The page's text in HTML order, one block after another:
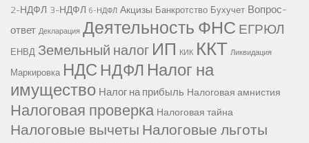
2-НДФЛ 3-НДФЛ 6-НДФЛ Акцизы Банкротство Бухучет Вопрос-
ответ Декларация Деятельность ФНС ЕГРЮЛ
ЕНВД Земельный налог ИП КИК ККТ Ликвидация
Маркировка НДС НДФЛ Налог на
имущество Налог на прибыль Налоговая амнистия
Налоговая проверка Налоговая тайна
Налоговые вычетыНалоговые льготы